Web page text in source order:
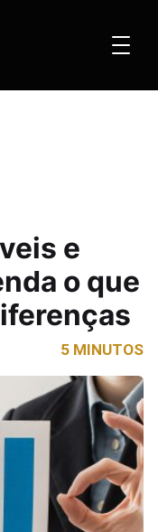
e
o que
5 MINUTOS